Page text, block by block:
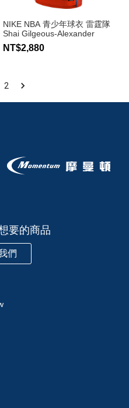
NIKE NBA 青少年球衣 雷霆隊
Shai Gilgeous-Alexander
NT$2,880
2
要的商品
們